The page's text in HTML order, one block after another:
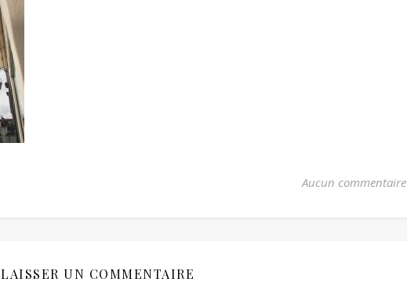
Aucun commentaire
LAISSER UN COMMENTAIRE